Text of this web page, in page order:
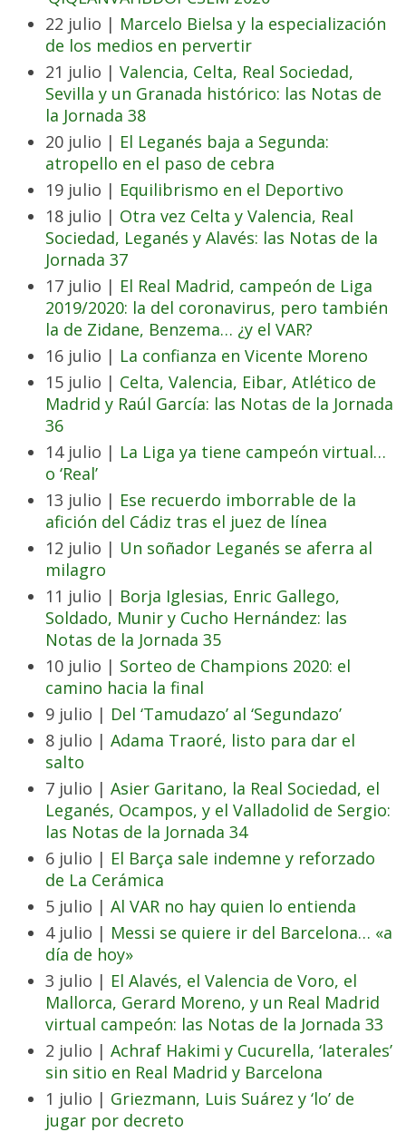
22 julio | Marcelo Bielsa y la especialización
de los medios en pervertir
21 julio | Valencia, Celta, Real Sociedad,
Sevilla y un Granada histórico: las Notas de
la Jornada 38
20 julio | El Leganés baja a Segunda:
atropello en el paso de cebra
19 julio | Equilibrismo en el Deportivo
18 julio | Otra vez Celta y Valencia, Real
Sociedad, Leganés y Alavés: las Notas de la
Jornada 37
17 julio | El Real Madrid, campeón de Liga
2019/2020: la del coronavirus, pero también
la de Zidane, Benzema… ¿y el VAR?
16 julio | La confianza en Vicente Moreno
15 julio | Celta, Valencia, Eibar, Atlético de
Madrid y Raúl García: las Notas de la Jornada
36
14 julio | La Liga ya tiene campeón virtual…
o ‘Real’
13 julio | Ese recuerdo imborrable de la
afición del Cádiz tras el juez de línea
12 julio | Un soñador Leganés se aferra al
milagro
11 julio | Borja Iglesias, Enric Gallego,
Soldado, Munir y Cucho Hernández: las
Notas de la Jornada 35
10 julio | Sorteo de Champions 2020: el
camino hacia la final
9 julio | Del ‘Tamudazo’ al ‘Segundazo’
8 julio | Adama Traoré, listo para dar el
salto
7 julio | Asier Garitano, la Real Sociedad, el
Leganés, Ocampos, y el Valladolid de Sergio:
las Notas de la Jornada 34
6 julio | El Barça sale indemne y reforzado
de La Cerámica
5 julio | Al VAR no hay quien lo entienda
4 julio | Messi se quiere ir del Barcelona… «a
día de hoy»
3 julio | El Alavés, el Valencia de Voro, el
Mallorca, Gerard Moreno, y un Real Madrid
virtual campeón: las Notas de la Jornada 33
2 julio | Achraf Hakimi y Cucurella, ‘laterales’
sin sitio en Real Madrid y Barcelona
1 julio | Griezmann, Luis Suárez y ‘lo’ de
jugar por decreto